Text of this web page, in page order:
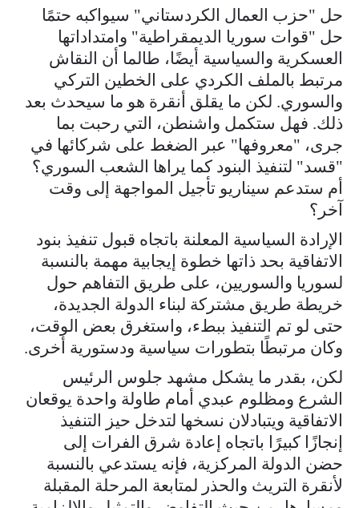
حل "حزب العمال الكردستاني" سيواكبه حتمًا
حل "قوات سوريا الديمقراطية" وامتداداتها
العسكرية والسياسية أيضًا، طالما أن النقاش
مرتبط بالملف الكردي على الخطين التركي
والسوري. لكن ما يقلق أنقرة هو ما سيحدث بعد
ذلك. فهل ستكمل واشنطن، التي رحبت بما
جرى، "معروفها" عبر الضغط على شركائها في
"قسد" لتنفيذ البنود كما يراها الشعب السوري؟
أم ستدعم سيناريو تأجيل المواجهة إلى وقت
آخر؟
الإرادة السياسية المعلنة باتجاه قبول تنفيذ بنود
الاتفاقية بحد ذاتها خطوة إيجابية مهمة بالنسبة
لسوريا والسوريين، على طريق التفاهم حول
خريطة طريق مشتركة لبناء الدولة الجديدة،
حتى لو تم التنفيذ ببطء، واستغرق بعض الوقت،
وكان مرتبطًا بتطورات سياسية ودستورية أخرى.
لكن، بقدر ما يشكل مشهد جلوس الرئيس
الشرع ومظلوم عبدي أمام طاولة واحدة يوقعان
الاتفاقية ويتبادلان نسخها لتدخل حيز التنفيذ
إنجازًا كبيرًا باتجاه إعادة شرق الفرات إلى
حضن الدولة المركزية، فإنه يستدعي بالنسبة
لأنقرة التريث والحذر لمتابعة المرحلة المقبلة